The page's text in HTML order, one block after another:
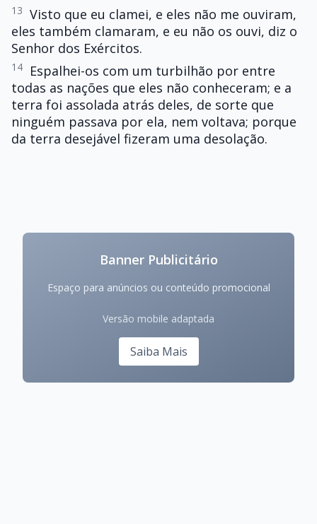
13 Visto que eu clamei, e eles não me ouviram,
eles também clamaram, e eu não os ouvi, diz o
Senhor dos Exércitos.
14
Espalhei-os com um turbilhão por entre
todas as nações que eles não conheceram; e a
terra foi assolada atrás deles, de sorte que
ninguém passava por ela, nem voltava; porque
da terra desejável fizeram uma desolação.
Banner Publicitário
Espaço para anúncios ou conteúdo promocional
Versão mobile adaptada
Saiba Mais